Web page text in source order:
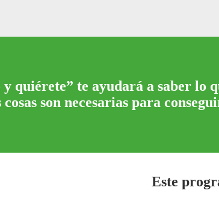
quiérete” te ayudará a saber lo
son necesarias para
Este